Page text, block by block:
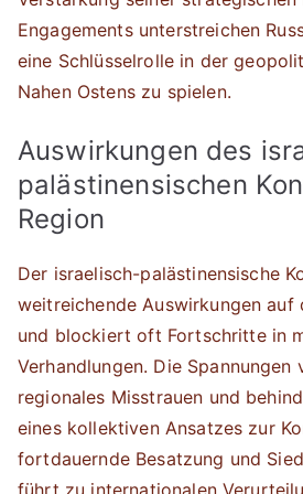
Engagements unterstreichen
eine Schlüsselrolle in der
Nahen Ostens zu spielen.
Auswirkungen des
palästinensischen
Region
Der israelisch-palästinensische
weitreichende Auswirkungen auf
und blockiert oft Fortschritte in
Verhandlungen. Die Spannungen
regionales Misstrauen und
eines kollektiven Ansatzes zur
fortdauernde Besatzung und
führt zu internationalen